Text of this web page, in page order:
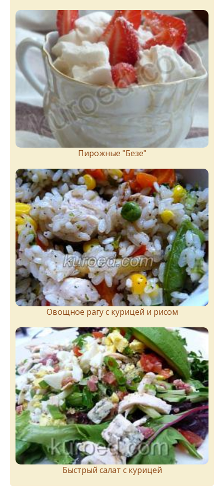
Пирожныe "Бeзe"
Овощное рагу с курицей и рисом
Быстрый салат с курицей